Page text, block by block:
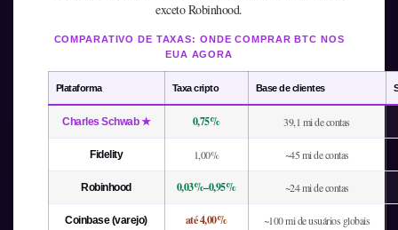
exceto Robinhood.
COMPARATIVO DE TAXAS: ONDE COMPRAR BTC NOS
EUA AGORA
Plataforma Taxa cripto Base de clientes
Charles Schwab ★ 0,75% 39,1 mi de contas
Fidelity 1,00% ~45 mi de contas
Robinhood 0,03%–0,95% ~24 mi de contas
Coinbase (varejo) até 4,00% ~100 mi de usuários globais